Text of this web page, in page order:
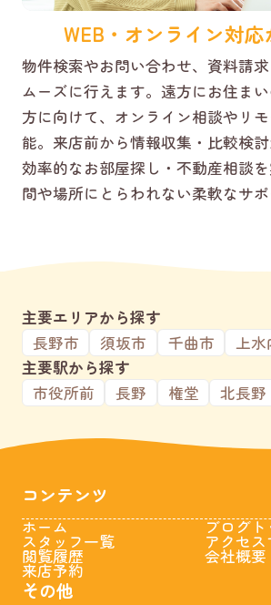
WEB・オンライン対応
物件検索やお問い合わせ、資料請
ムーズに行えます。遠方にお住ま
方に向けて、オンライン相談やリ
能。来店前から情報収集・比較検討
効率的なお部屋探し・不動産相談
間や場所にとらわれない柔軟なサポ
主要エリアから探す
長野市
須坂市 千曲市
上水
主要駅から探す
市役所前
長野 権堂 北長野
コンテンツ
ホーム
スタッフ一覧
閲覧履歴
来店予約
ブログト
アクセ
会社概要
その他